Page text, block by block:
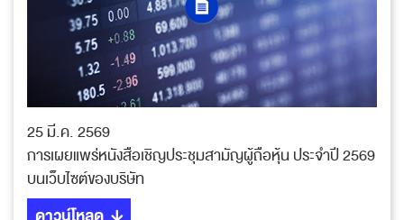
25 มี.ค. 2569
การเผยแพร่หนังสือเชิญประชุมสามัญผู้ถือหุ้น ประจำปี 2569
บนเว็บไซต์ของบริษัท
ดาวน์โหลด